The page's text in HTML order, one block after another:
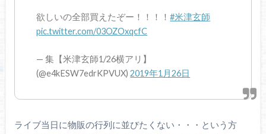
欲しいの全部買えたぞー！！！！#米津玄師
pic.twitter.com/03OZOxqcfC
— 集【米津玄師1/26横アリ】
(@e4kESW7edrKPVUX)2019年1月26日
ライブ当日に物販の行列に並びたくない・・・という方